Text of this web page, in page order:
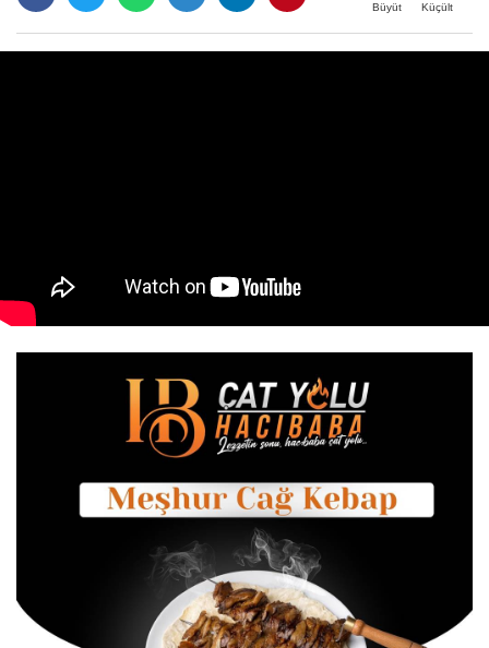
Büyüt Küçült